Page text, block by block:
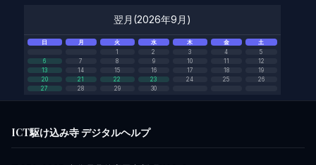
翌月(2026年9月)
日 月 火 水 木 金
土
1
2 3 4
5
6
7 8 9 10 11
12
13
14 15 16 17 18
19
20
21 22 23 24 25
26
27
28 29 30
ICT駆け込み寺 デジタルヘルプ